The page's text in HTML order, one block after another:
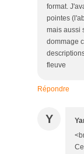
format.
pointes
mais aussi
dommage
fleuve
Répondre
Y